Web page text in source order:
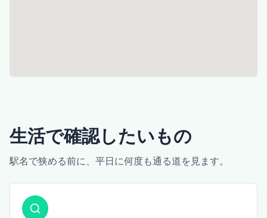
生活で確認したいもの
駅名で狭める前に、平日に何度も通る道を見ます。